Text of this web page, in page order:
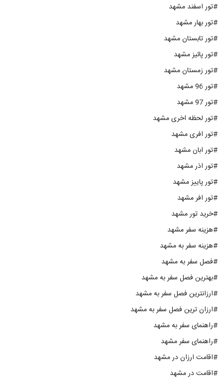
#تور اسفند مشهد
#تور بهار مشهد
#تور تابستان مشهد
#تور پائیز مشهد
#تور زمستان مشهد
#تور 96 مشهد
#تور 97 مشهد
#تور لحظه اخری مشهد
#تور افری مشهد
#تور ابان مشهد
#تور اذر مشهد
#تور پاییز مشهد
#تور افر مشهد
#خرید تور مشهد
#هزینه سفر مشهد
#هزینه سفر به مشهد
#فصل سفر به مشهد
#بهترین فصل سفر به مشهد
#ارزانترین فصل سفر به مشهد
#ارزان ترین فصل سفر به مشهد
#راهنمای سفر به مشهد
#راهنمای سفر مشهد
#اقامت ارزان در مشهد
#اقامت در مشهد